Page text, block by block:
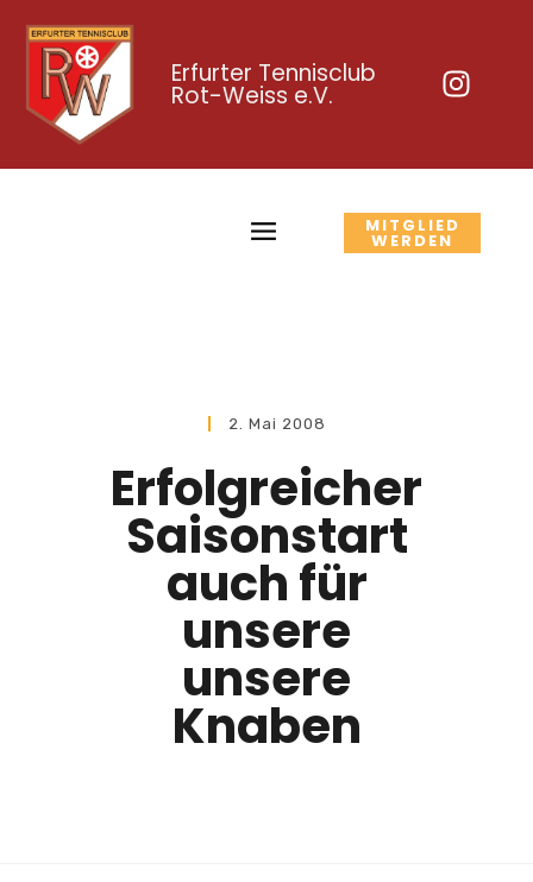
Erfurter Tennisclub
Rot-Weiss e.V.
MITGLIED
WERDEN
2. Mai 2008
Erfolgreicher
Saisonstart
auch für
unsere
unsere
Knaben